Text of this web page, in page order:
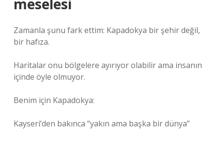
meselesi
Zamanla şunu fark ettim: Kapadokya bir şehir değil,
bir hafıza.
Haritalar onu bölgelere ayırıyor olabilir ama insanın
içinde öyle olmuyor.
Benim için Kapadokya:
Kayseri’den bakınca “yakın ama başka bir dünya”